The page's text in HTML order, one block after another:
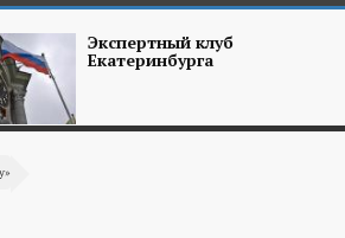
Экспертный клуб
Екатеринбурга